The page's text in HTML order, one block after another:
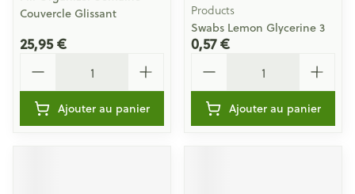
Couvercle Glissant
25,95 €
Ajouter au panier
Products
Swabs Lemon Glycerine 3
0,57 €
Ajouter au panier